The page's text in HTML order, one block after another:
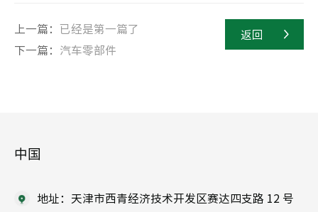
上一篇： 已经是第一篇了
下一篇： 汽车零部件
返回
中国
地址：天津市西青经济技术开发区赛达四支路 12 号